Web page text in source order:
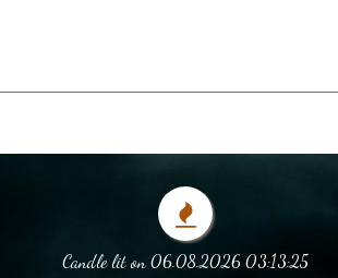
Candle lit on 06.08.2026 03:13:25